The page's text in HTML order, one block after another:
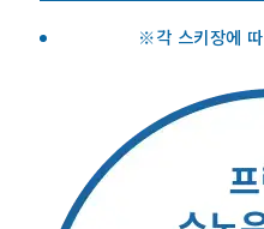
각 스키장에